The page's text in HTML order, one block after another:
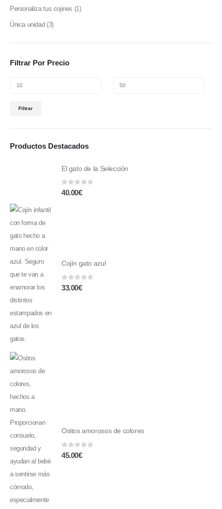
Personaliza tus cojines (1)
Única unidad (3)
Filtrar Por Precio
Filtrar
Productos Destacados
El gato de la Selección
0fuera de 5
40.00€
Cojín gato azul
0fuera de 5
33.00€
Ositos amorosos de colores
0fuera de 5
45.00€